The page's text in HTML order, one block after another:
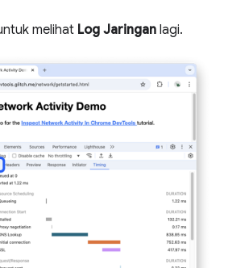
melihat Log Jaringan lagi.